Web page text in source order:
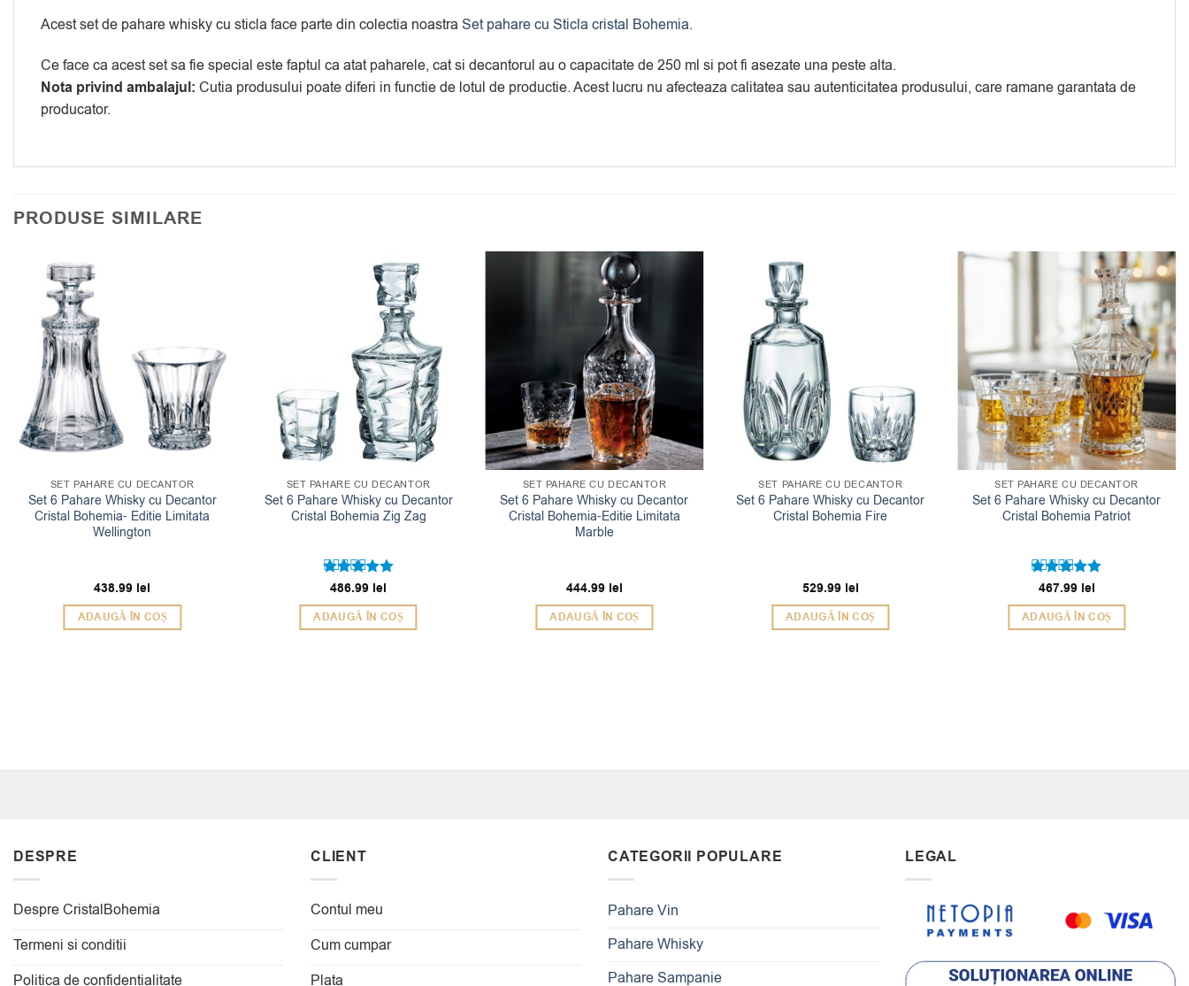
Acest set de pahare whisky cu sticla face parte din colectia noastra Set pahare cu Sticla cristal Bohemia.
Ce face ca acest set sa fie special este faptul ca atat paharele, cat si decantorul au o capacitate de 250 ml si pot fi asezate una peste alta.
Nota privind ambalajul: Cutia produsului poate diferi in functie de lotul de productie. Acest lucru nu afecteaza calitatea sau autenticitatea produsului, care ramane garantata de
producator.
PRODUSE SIMILARE
SET PAHARE CU DECANTOR
Set 6 Pahare Whisky cu Decantor
Cristal Bohemia- Editie Limitata
Wellington
438.99 lei
ADAUGĂ ÎN COȘ
SET PAHARE CU DECANTOR
Set 6 Pahare Whisky cu Decantor
Cristal Bohemia Zig Zag
Evaluat la
5
486.99 lei
ADAUGĂ ÎN COȘ
SET PAHARE CU DECANTOR
Set 6 Pahare Whisky cu Decantor
Cristal Bohemia-Editie Limitata
Marble
444.99 lei
ADAUGĂ ÎN COȘ
SET PAHARE CU DECANTOR
Set 6 Pahare Whisky cu Decantor
Cristal Bohemia Fire
529.99 lei
ADAUGĂ ÎN COȘ
SET PAHARE CU DECANTOR
Set 6 Pahare Whisky cu Decantor
Cristal Bohemia Patriot
Evaluat la
5
467.99 lei
ADAUGĂ ÎN COȘ
DESPRE
Despre CristalBohemia
Termeni si conditii
Politica de confidentialitate
CLIENT
Contul meu
Cum cumpar
Plata
CATEGORII POPULARE
Pahare Vin
Pahare Whisky
Pahare Sampanie
LEGAL